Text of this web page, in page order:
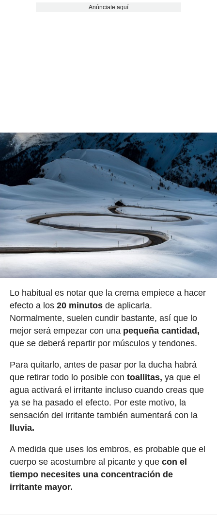
Anúnciate aquí
Lo habitual es notar que la crema empiece a hacer
efecto a los 20 minutosde aplicarla.
Normalmente, suelen cundir bastante, así que lo
mejor será empezar con una pequeña cantidad,
que se deberá repartir por músculos y tendones.
Para quitarlo, antes de pasar por la ducha habrá
que retirar todo lo posible con toallitas, ya que el
agua activará el irritante incluso cuando creas que
ya se ha pasado el efecto. Por este motivo, la
sensación del irritante también aumentará con la
lluvia.
A medida que uses los embros, es probable que el
cuerpo se acostumbre al picante y quecon el
tiempo necesites una concentración de
irritante mayor.